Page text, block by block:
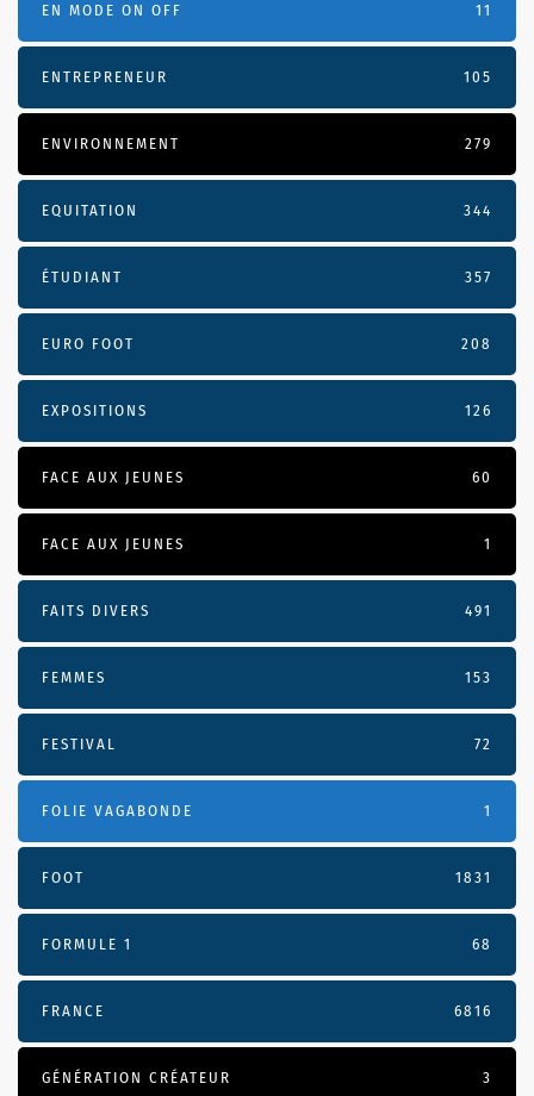
EN MODE ON OFF 11
ENTREPRENEUR 105
ENVIRONNEMENT 279
EQUITATION 344
ÉTUDIANT 357
EURO FOOT 208
EXPOSITIONS 126
FACE AUX JEUNES 60
FACE AUX JEUNES 1
FAITS DIVERS 491
FEMMES 153
FESTIVAL 72
FOLIE VAGABONDE 1
FOOT 1831
FORMULE 1 68
FRANCE 6816
GÉNÉRATION CRÉATEUR 3